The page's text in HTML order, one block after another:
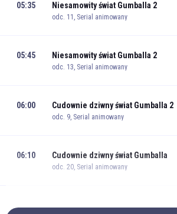
05:35 Niesamowity świat Gumballa 2
odc. 11, Serial animowany
05:45 Niesamowity świat Gumballa 2
odc. 13, Serial animowany
06:00 Cudownie dziwny świat Gumballa 2
odc. 9, Serial animowany
06:10 Cudownie dziwny świat Gumballa
odc. 20, Serial animowany